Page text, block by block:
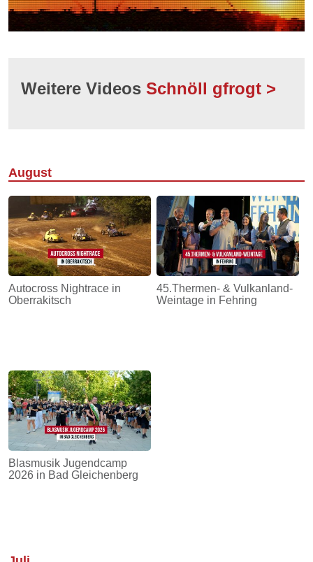
Weitere Videos Schnöll gfrogt >
August
Autocross Nightrace in
Oberrakitsch
45.Thermen- & Vulkanland-
Weintage in Fehring
Blasmusik Jugendcamp
2026 in Bad Gleichenberg